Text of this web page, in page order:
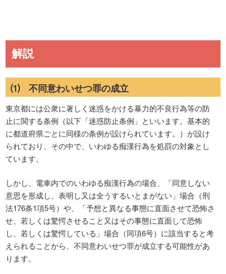
解説
⑴ 不同意わいせつ罪の成立
東京都には公衆に著しく迷惑をかける暴力的不良行為等の防
止に関する条例（以下「迷惑防止条例」といいます。基本的
に都道府県ごとに同様の条例が設けられています。）が設け
られており、その中で、いわゆる痴漢行為を処罰の対象とし
ています。
しかし、電車内でのいわゆる痴漢行為の場合、「同意しない
意思を形成し、表明し又は全うするいとまがない」場合（刑
法176条1項5号）や、「予想と異なる事態に直面させて恐怖さ
せ、若しくは驚愕させること又はその事態に直面して恐怖
し、若しくは驚愕している」場合（同項6号）に該当すると考
えられることから、不同意わいせつ罪が成立する可能性があ
ります。